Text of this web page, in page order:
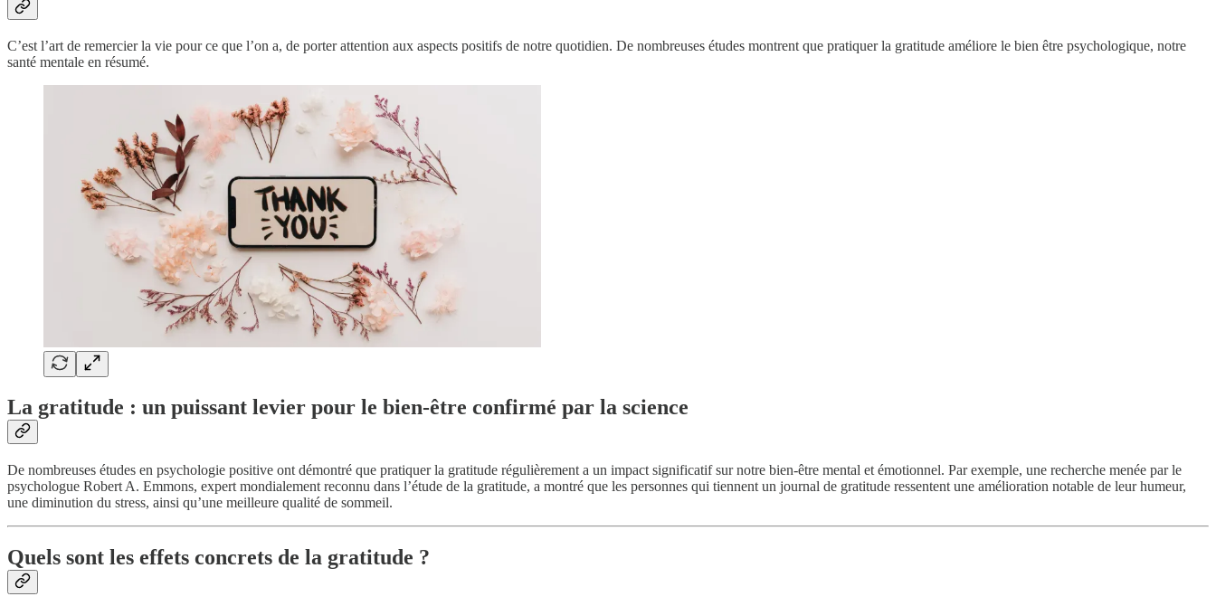
C’est l’art de remercier la vie pour ce que l’on a, de porter attention aux aspects positifs de notre quotidien. De nombreuses études montrent que pratiquer la gratitude améliore le bien être psychologique, notre
santé mentale en résumé.
La gratitude : un puissant levier pour le bien-être confirmé par la science
De nombreuses études en psychologie positive ont démontré que pratiquer la gratitude régulièrement a un impact significatif sur notre bien-être mental et émotionnel. Par exemple, une recherche menée par le
psychologue Robert A. Emmons, expert mondialement reconnu dans l’étude de la gratitude, a montré que les personnes qui tiennent un journal de gratitude ressentent une amélioration notable de leur humeur,
une diminution du stress, ainsi qu’une meilleure qualité de sommeil.
Quels sont les effets concrets de la gratitude ?